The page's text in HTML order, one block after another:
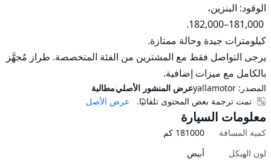
بالكامل مع ميزات إضافية.
المصدر: yallamotorعرض المنشور الأصليمطالبة
عرض الأصل
تمت ترجمة بعض المحتوى تلقائيًا.
معلومات السيارة
كمية المسافة 181000 كم
لون الهيكل
أبيض